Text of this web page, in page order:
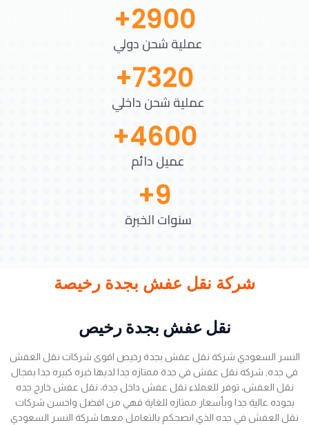
+2900
عملية شحن دولي
+7320
عملية شحن داخلي
+4600
عميل دائم
+9
سنوات الخبرة
شركة نقل عفش بجدة رخيصة
نقل عفش بجدة رخيص
النسر السعودي شركة نقل عفش بجدة رخيص اقوى شركات نقل العفش
في جده, شركه نقل عفش في جدة ممتازه جدا لديها خبره كبيره جدا بمجال
نقل العفش، توفر للعملاء نقل عفش داخل جدة، نقل عفش خارج جده
بجوده عالية جدا وبأسعار ممتازه للغاية فهي من افضل واحسن شركات
نقل العفش في جده الذي انصحكم بالتعامل معها شركة النسر السعودي